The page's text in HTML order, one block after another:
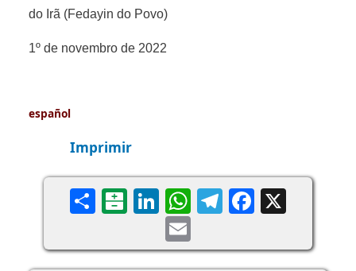
do Irã (Fedayin do Povo)
1º de novembro de 2022
español
Imprimir
ShareBalatarin
LinkedIn
WhatsApp
Telegram
Email